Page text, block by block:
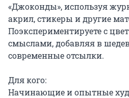
«Джоконды», используя
акрил, стикеры и другие
Поэкспериментируете с
смыслами, добавляя в
современные отсылки.
Для кого:
Начинающие и опытные